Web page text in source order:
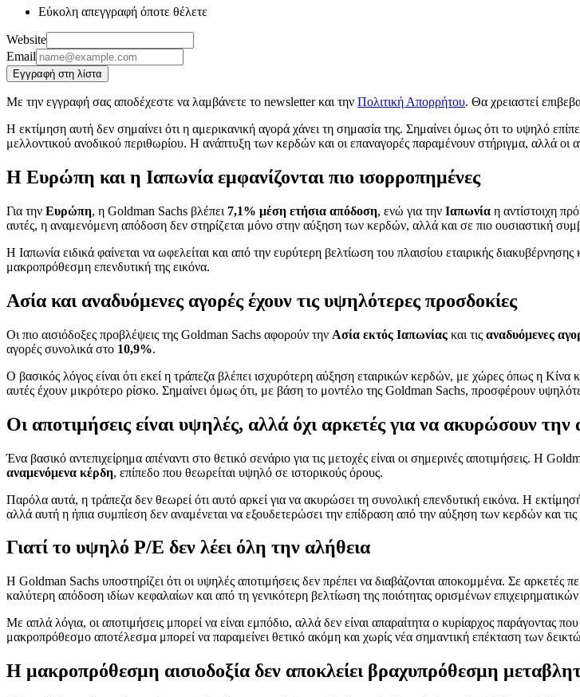
Εύκολη απεγγραφή όποτε θέλετε
Website
Email
Εγγραφή στη λίστα
Με την εγγραφή σας αποδέχεστε να λαμβάνετε το newsletter και την Πολιτική Απορρήτου. Θα χρειαστεί
Η εκτίμηση αυτή δεν σημαίνει ότι η αμερικανική αγορά χάνει τη σημασία της. Σημαίνει όμως ότι το υψηλό
μελλοντικού ανοδικού περιθωρίου. Η ανάπτυξη των κερδών και οι επαναγορές παραμένουν στήριγμα, αλλά οι
Η Ευρώπη και η Ιαπωνία εμφανίζονται πιο ισορροπημένες
Για την Ευρώπη, η Goldman Sachs βλέπει 7,1% μέση ετήσια απόδοση, ενώ για την Ιαπωνία η αντίστοιχη
αυτές, η αναμενόμενη απόδοση δεν στηρίζεται μόνο στην αύξηση των κερδών, αλλά και σε πιο ουσιαστική
Η Ιαπωνία ειδικά φαίνεται να ωφελείται και από την ευρύτερη βελτίωση του πλαισίου εταιρικής
μακροπρόθεσμη επενδυτική της εικόνα.
Ασία και αναδυόμενες αγορές έχουν τις υψηλότερες προσδοκίες
Οι πιο αισιόδοξες προβλέψεις της Goldman Sachs αφορούν την Ασία εκτός Ιαπωνίας και τις αναδυόμενες
αγορές συνολικά στο 10,9%.
Ο βασικός λόγος είναι ότι εκεί η τράπεζα βλέπει ισχυρότερη αύξηση εταιρικών κερδών, με χώρες όπως η Κίνα
αυτές έχουν μικρότερο ρίσκο. Σημαίνει όμως ότι, με βάση το μοντέλο της Goldman Sachs, προσφέρουν
Οι αποτιμήσεις είναι υψηλές, αλλά όχι αρκετές για να ακυρώσουν την
Ένα βασικό αντεπιχείρημα απέναντι στο θετικό σενάριο για τις μετοχές είναι οι σημερινές αποτιμήσεις. Η
αναμενόμενα κέρδη, επίπεδο που θεωρείται υψηλό σε ιστορικούς όρους.
Παρόλα αυτά, η τράπεζα δεν θεωρεί ότι αυτό αρκεί για να ακυρώσει τη συνολική επενδυτική εικόνα. Η
αλλά αυτή η ήπια συμπίεση δεν αναμένεται να εξουδετερώσει την επίδραση από την αύξηση των κερδών και τις
Γιατί το υψηλό P/E δεν λέει όλη την αλήθεια
Η Goldman Sachs υποστηρίζει ότι οι υψηλές αποτιμήσεις δεν πρέπει να διαβάζονται αποκομμένα. Σε αρκετές
καλύτερη απόδοση ιδίων κεφαλαίων και από τη γενικότερη βελτίωση της ποιότητας ορισμένων
Με απλά λόγια, οι αποτιμήσεις μπορεί να είναι εμπόδιο, αλλά δεν είναι απαραίτητα ο κυρίαρχος παράγοντας
μακροπρόθεσμο αποτέλεσμα μπορεί να παραμείνει θετικό ακόμη και χωρίς νέα σημαντική επέκταση των
Η μακροπρόθεσμη αισιοδοξία δεν αποκλείει βραχυπρόθεσμη